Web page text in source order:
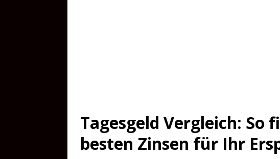
Tagesgeld Vergleich: So
besten Zinsen für Ihr